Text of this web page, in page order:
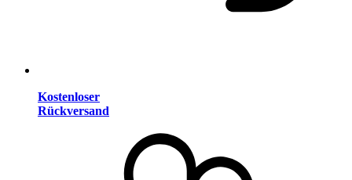
Kostenloser
Rückversand